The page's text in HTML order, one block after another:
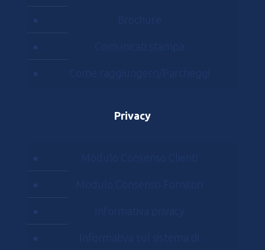
Brochure
Comunicati stampa
Come raggiungerci/Parcheggi
Privacy
Modulo Consenso Clienti
Modulo Consenso Fornitori
Informativa privacy
Informativa sul sistema di